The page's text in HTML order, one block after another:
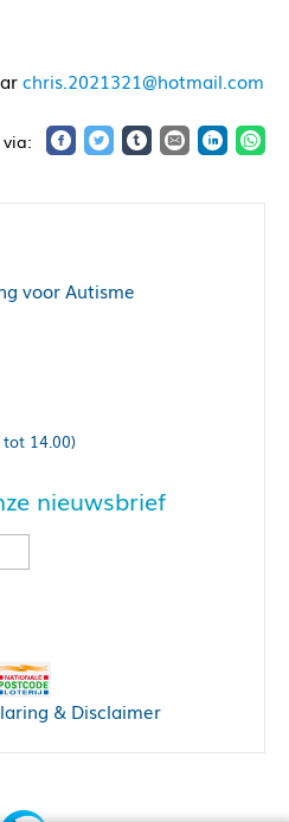
chris.2021321@hotmail.com
voor Autisme
tot 14.00)
nieuwsbrief
& Disclaimer